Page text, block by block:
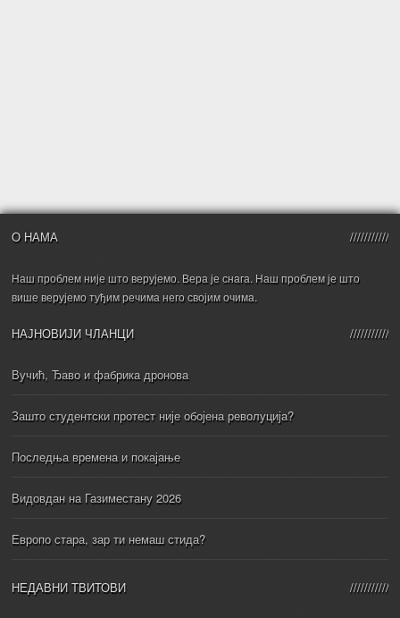
О НАМА
Наш проблем није што верујемо. Вера је снага. Наш проблем је што
више верујемо туђим речима него својим очима.
НАЈНОВИЈИ ЧЛАНЦИ
Вучић, Ђаво и фабрика дронова
Зашто студентски протест није обојена револуција?
Последња времена и покајање
Видовдан на Газиместану 2026
Европо стара, зар ти немаш стида?
НЕДАВНИ ТВИТОВИ